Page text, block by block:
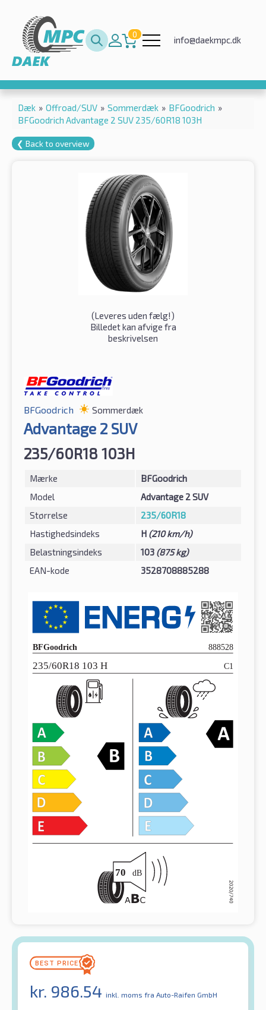
0
info@daekmpc.dk
Dæk » Offroad/SUV » Sommerdæk » BFGoodrich »
BFGoodrich Advantage 2 SUV 235/60R18 103H
❮ Back to overview
(Leveres uden fælg!)
Billedet kan afvige fra
beskrivelsen
BFGoodrich Sommerdæk
Advantage 2 SUV
235/60R18 103H
Mærke
BFGoodrich
Model
Advantage 2 SUV
Størrelse
235/60R18
Hastighedsindeks
H (210 km/h)
Belastningsindeks
103 (875 kg)
EAN-kode
3528708885288
kr. 986.54 inkl. moms fra Auto-Raifen GmbH